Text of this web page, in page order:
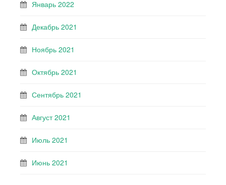
Январь 2022
Декабрь 2021
Ноябрь 2021
Октябрь 2021
Сентябрь 2021
Август 2021
Июль 2021
Июнь 2021